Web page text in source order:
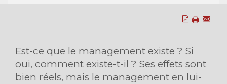
Est-ce que le management existe ? Si
oui, comment existe-t-il ? Ses effets sont
bien réels, mais le management en lui-